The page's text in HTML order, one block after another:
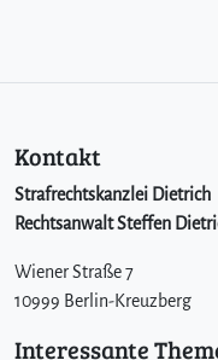
Kontakt
Strafrechtskanzlei Dietrich
Rechtsanwalt Steffen
Wiener Straße 7
10999 Berlin-Kreuzberg
Interessante